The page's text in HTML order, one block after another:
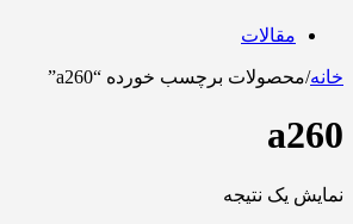
مقالات
خانه/محصولات برچسب خورده “a260”
a260
نمایش یک نتیجه